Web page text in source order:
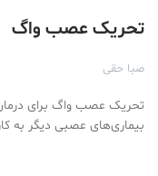
تحریک عصب واگ
صبا حقی
تحریک عصب واگ برای
بیماری‌های عصبی دیگر به